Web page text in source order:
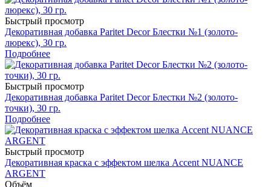
Быстрый просмотр
Декоративная добавка Paritet Decor Блестки №1 (золото-
люрекс), 30 гр.
Подробнее
Быстрый просмотр
Декоративная добавка Paritet Decor Блестки №2 (золото-
точки), 30 гр.
Подробнее
Быстрый просмотр
Декоративная краска с эффектом шелка Accent NUANCE
ARGENT
Объём